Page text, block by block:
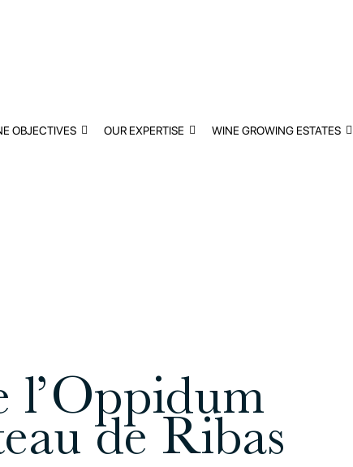
OBJECTIVES OUR EXPERTISE WINE GROWING ESTATES
l’Oppidum
de Ribas